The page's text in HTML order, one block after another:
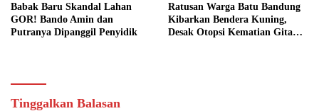
Babak Baru Skandal Lahan
GOR! Bando Amin dan
Putranya Dipanggil Penyidik
Ratusan Warga Batu Bandung
Kibarkan Bendera Kuning,
Desak Otopsi Kematian Gita
Tinggalkan Balasan